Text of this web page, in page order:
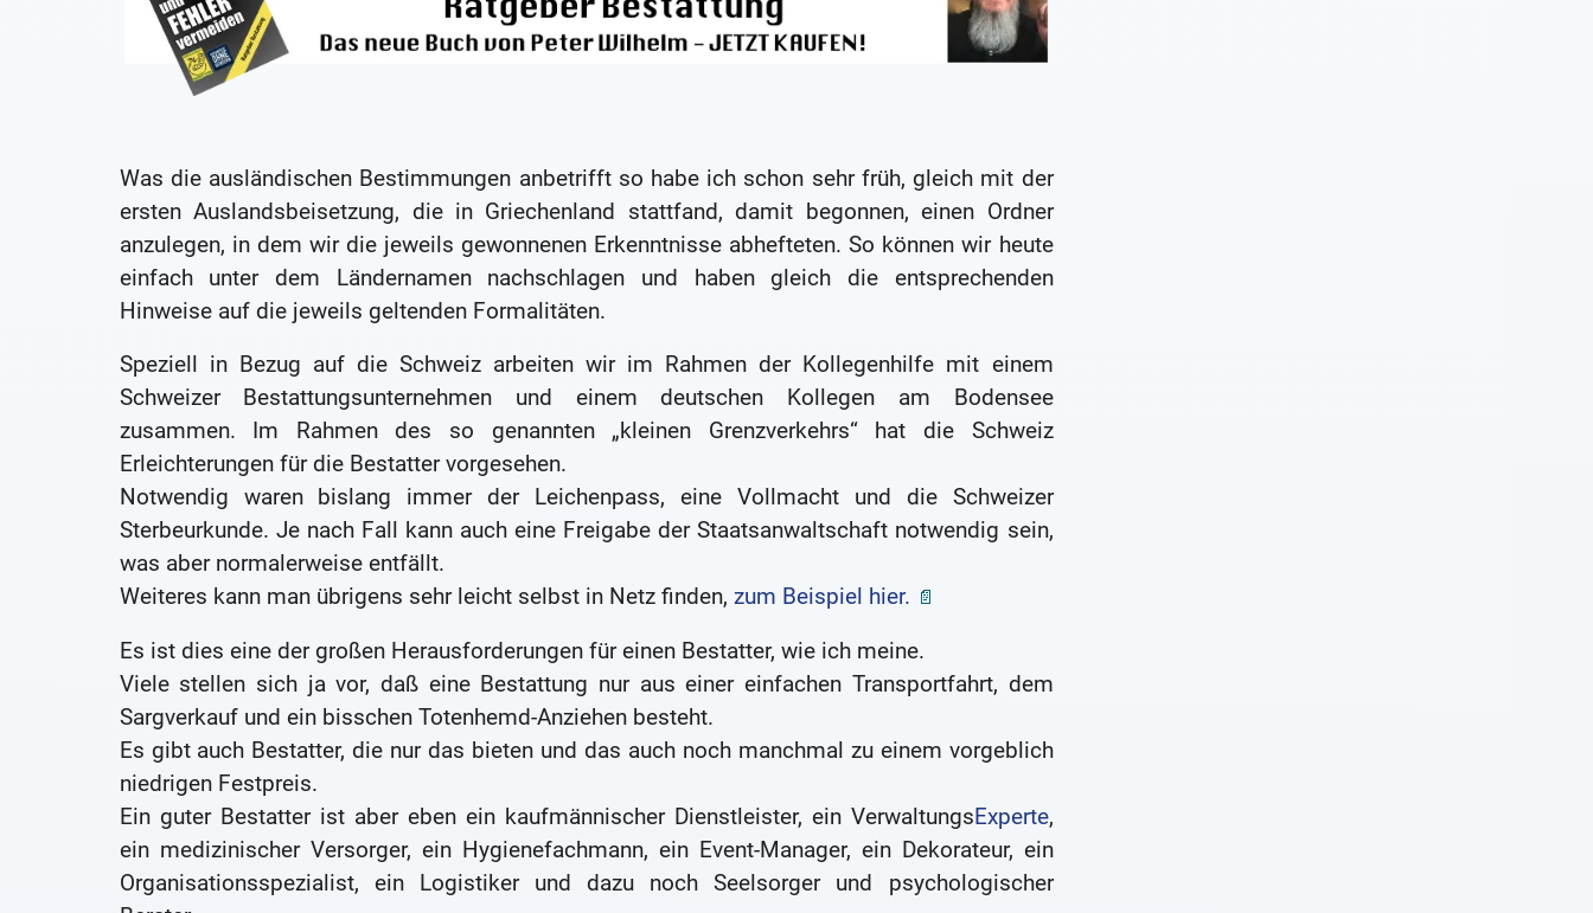
Was die ausländischen Bestimmungen anbetrifft so habe ich schon sehr früh, gleich mit der
ersten Auslandsbeisetzung, die in Griechenland stattfand, damit begonnen, einen Ordner
anzulegen, in dem wir die jeweils gewonnenen Erkenntnisse abhefteten. So können wir heute
einfach unter dem Ländernamen nachschlagen und haben gleich die entsprechenden
Hinweise auf die jeweils geltenden Formalitäten.
Speziell in Bezug auf die Schweiz arbeiten wir im Rahmen der Kollegenhilfe mit einem
Schweizer Bestattungsunternehmen und einem deutschen Kollegen am Bodensee
zusammen. Im Rahmen des so genannten „kleinen Grenzverkehrs“ hat die Schweiz
Erleichterungen für die Bestatter vorgesehen.
Notwendig waren bislang immer der Leichenpass, eine Vollmacht und die Schweizer
Sterbeurkunde. Je nach Fall kann auch eine Freigabe der Staatsanwaltschaft notwendig sein,
was aber normalerweise entfällt.
Weiteres kann man übrigens sehr leicht selbst in Netz finden, zum Beispiel hier.
Es ist dies eine der großen Herausforderungen für einen Bestatter, wie ich meine.
Viele stellen sich ja vor, daß eine Bestattung nur aus einer einfachen Transportfahrt, dem
Sargverkauf und ein bisschen Totenhemd-Anziehen besteht.
Es gibt auch Bestatter, die nur das bieten und das auch noch manchmal zu einem vorgeblich
niedrigen Festpreis.
Ein guter Bestatter ist aber eben ein kaufmännischer Dienstleister, ein VerwaltungsExperte,
ein medizinischer Versorger, ein Hygienefachmann, ein Event-Manager, ein Dekorateur, ein
Organisationsspezialist, ein Logistiker und dazu noch Seelsorger und psychologischer